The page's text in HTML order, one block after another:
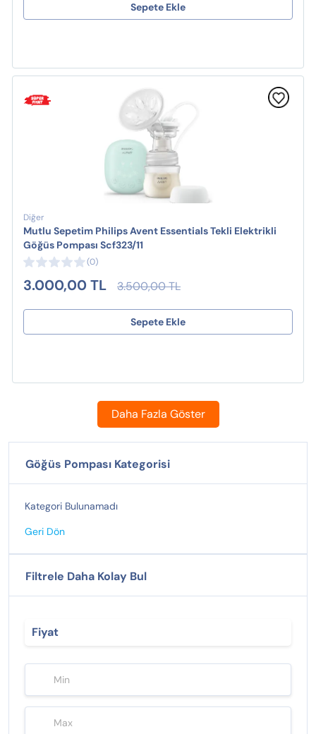
Sepete Ekle
Diğer
Mutlu Sepetim Philips Avent Essentials Tekli Elektrikli
Göğüs Pompası Scf323/11
(0)
3.000,00 TL 3.500,00 TL
Sepete Ekle
Daha Fazla Göster
Göğüs Pompası Kategorisi
Kategori Bulunamadı
Geri Dön
Filtrele Daha Kolay Bul
Fiyat